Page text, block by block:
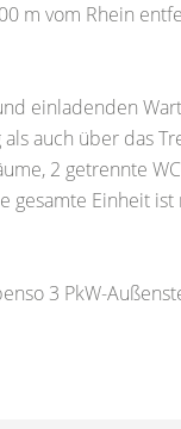
m vom Rhein
einladenden
auch über das
2 getrennte
gesamte Einheit
3 PkW-